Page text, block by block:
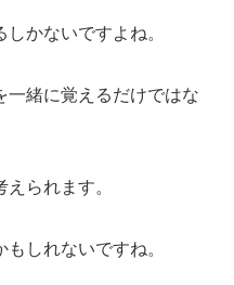
かないですよね。
一緒に覚えるだけではな
られます。
しれないですね。